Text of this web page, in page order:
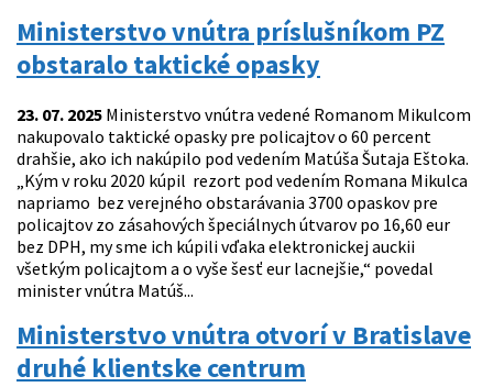
Ministerstvo vnútra príslušníkom PZ
obstaralo taktické opasky
23. 07. 2025 Ministerstvo vnútra vedené Romanom Mikulcom
nakupovalo taktické opasky pre policajtov o 60 percent
drahšie, ako ich nakúpilo pod vedením Matúša Šutaja Eštoka.
„Kým v roku 2020 kúpil rezort pod vedením Romana Mikulca
napriamo bez verejného obstarávania 3700 opaskov pre
policajtov zo zásahových špeciálnych útvarov po 16,60 eur
bez DPH, my sme ich kúpili vďaka elektronickej auckii
všetkým policajtom a o vyše šesť eur lacnejšie,“ povedal
minister vnútra Matúš...
Ministerstvo vnútra otvorí v Bratislave
druhé klientske centrum